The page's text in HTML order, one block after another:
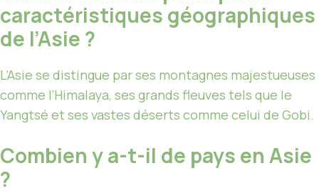
caractéristiques géographiques
de l’Asie ?
L’Asie se distingue par ses montagnes majestueuses
comme l’Himalaya, ses grands fleuves tels que le
Yangtsé et ses vastes déserts comme celui de Gobi.
Combien y a-t-il de pays en Asie
?